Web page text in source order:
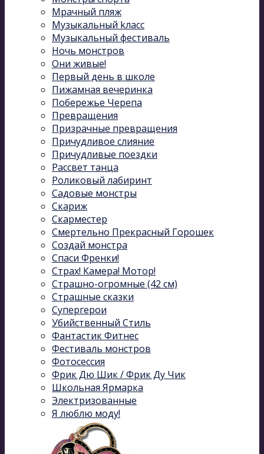
Мрачный пляж
Музыкальный kласс
Музыкальный фестиваль
Ночь монстров
Они живые!
Первый день в школе
Пижамная вечеринка
Побережье Черепа
Превращения
Призрачные превращения
Причудливое слияние
Причудливые поездки
Рассвет танца
Роликовый лабиринт
Садовые монстры
Скариж
Скарместер
Смертельно Прекрасный Горошек
Создай монстра
Спаси Френки!
Страх! Камера! Мотор!
Страшно-огромные (42 см)
Страшные сказки
Супергерои
Убийственный Стиль
Фантастик Фитнес
Фестиваль монстров
Фотосессия
Фрик Дю Шик / Фрик Ду Чик
Школьная Ярмарка
Электризованные
Я люблю моду!